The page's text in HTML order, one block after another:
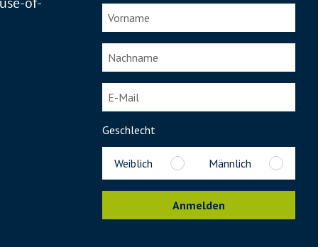
Geschlecht
Weiblich Männlich
Anmelden